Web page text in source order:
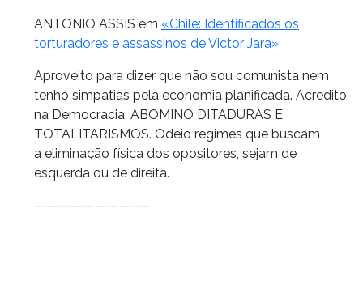
ANTONIO ASSIS em «Chile: Identificados os
torturadores e assassinos de Victor Jara»
Aproveito para dizer que não sou comunista nem
tenho simpatias pela economia planificada. Acredito
na Democracia. ABOMINO DITADURAS E
TOTALITARISMOS. Odeio regimes que buscam
a eliminação física dos opositores, sejam de
esquerda ou de direita.
—————————–